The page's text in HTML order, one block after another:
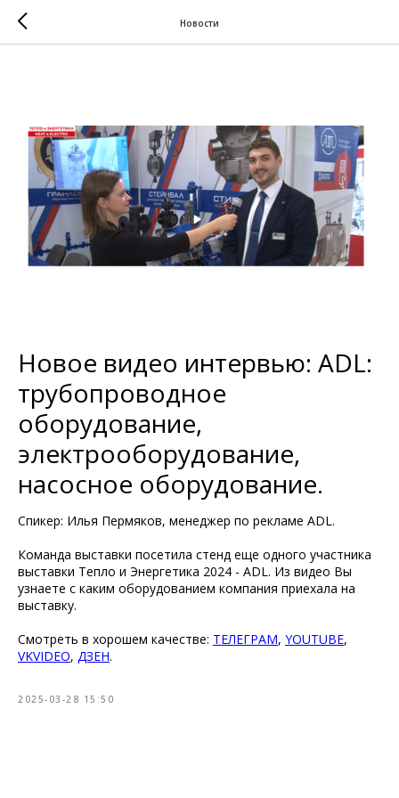
Новости
Новое видео интервью: ADL:
трубопроводное
оборудование,
электрооборудование,
насосное оборудование.
Спикер: Илья Пермяков, менеджер по рекламе ADL.
Команда выставки посетила стенд еще одного участника
выставки Тепло и Энергетика 2024 - ADL. Из видео Вы
узнаете с каким оборудованием компания приехала на
выставку.
Смотреть в хорошем качестве: ТЕЛЕГРАМ, YOUTUBE,
VKVIDEO, ДЗЕН.
2025-03-28 15:50